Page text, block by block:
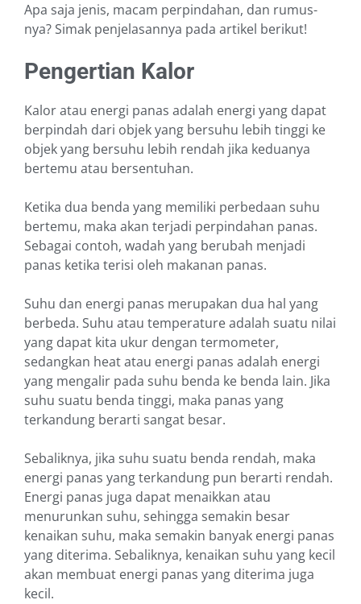
Apa saja jenis, macam perpindahan, dan rumus-
nya? Simak penjelasannya pada artikel berikut!
Pengertian Kalor
Kalor atau energi panas adalah energi yang dapat
berpindah dari objek yang bersuhu lebih tinggi ke
objek yang bersuhu lebih rendah jika keduanya
bertemu atau bersentuhan.
Ketika dua benda yang memiliki perbedaan suhu
bertemu, maka akan terjadi perpindahan panas.
Sebagai contoh, wadah yang berubah menjadi
panas ketika terisi oleh makanan panas.
Suhu dan energi panas merupakan dua hal yang
berbeda. Suhu atau temperature adalah suatu nilai
yang dapat kita ukur dengan termometer,
sedangkan heat atau energi panas adalah energi
yang mengalir pada suhu benda ke benda lain. Jika
suhu suatu benda tinggi, maka panas yang
terkandung berarti sangat besar.
Sebaliknya, jika suhu suatu benda rendah, maka
energi panas yang terkandung pun berarti rendah.
Energi panas juga dapat menaikkan atau
menurunkan suhu, sehingga semakin besar
kenaikan suhu, maka semakin banyak energi panas
yang diterima. Sebaliknya, kenaikan suhu yang kecil
akan membuat energi panas yang diterima juga
kecil.